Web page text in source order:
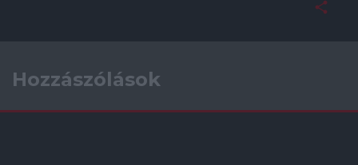
Hozzászólások